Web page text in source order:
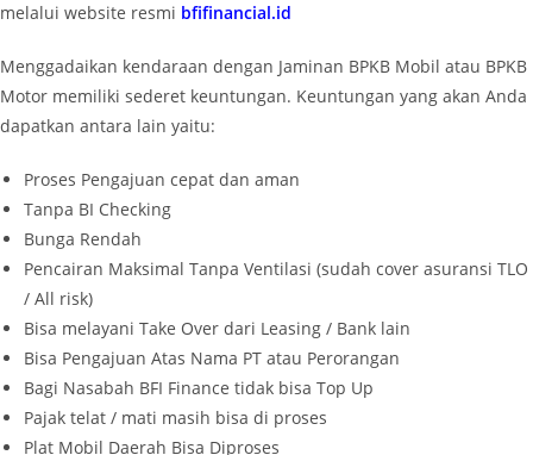
melalui website resmi bfifinancial.id
Menggadaikan kendaraan dengan Jaminan BPKB Mobil atau BPKB
Motor memiliki sederet keuntungan. Keuntungan yang akan Anda
dapatkan antara lain yaitu:
Proses Pengajuan cepat dan aman
Tanpa BI Checking
Bunga Rendah
Pencairan Maksimal Tanpa Ventilasi (sudah cover asuransi TLO
/ All risk)
Bisa melayani Take Over dari Leasing / Bank lain
Bisa Pengajuan Atas Nama PT atau Perorangan
Bagi Nasabah BFI Finance tidak bisa Top Up
Pajak telat / mati masih bisa di proses
Plat Mobil Daerah Bisa Diproses